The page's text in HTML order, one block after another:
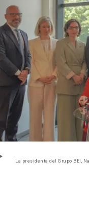
La presidenta del Grupo BEI,